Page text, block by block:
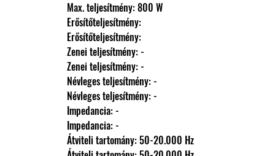
                Max. teljesítmény: 800 W
                Erősítőteljesítmény:
                Erősítőteljesítmény:
                Zenei teljesítmény: -
                Zenei teljesítmény: -
                Névleges teljesítmény: -
                Névleges teljesítmény: -
                Impedancia: -
                Impedancia: -
                Átviteli tartomány: 50-20.000 Hz